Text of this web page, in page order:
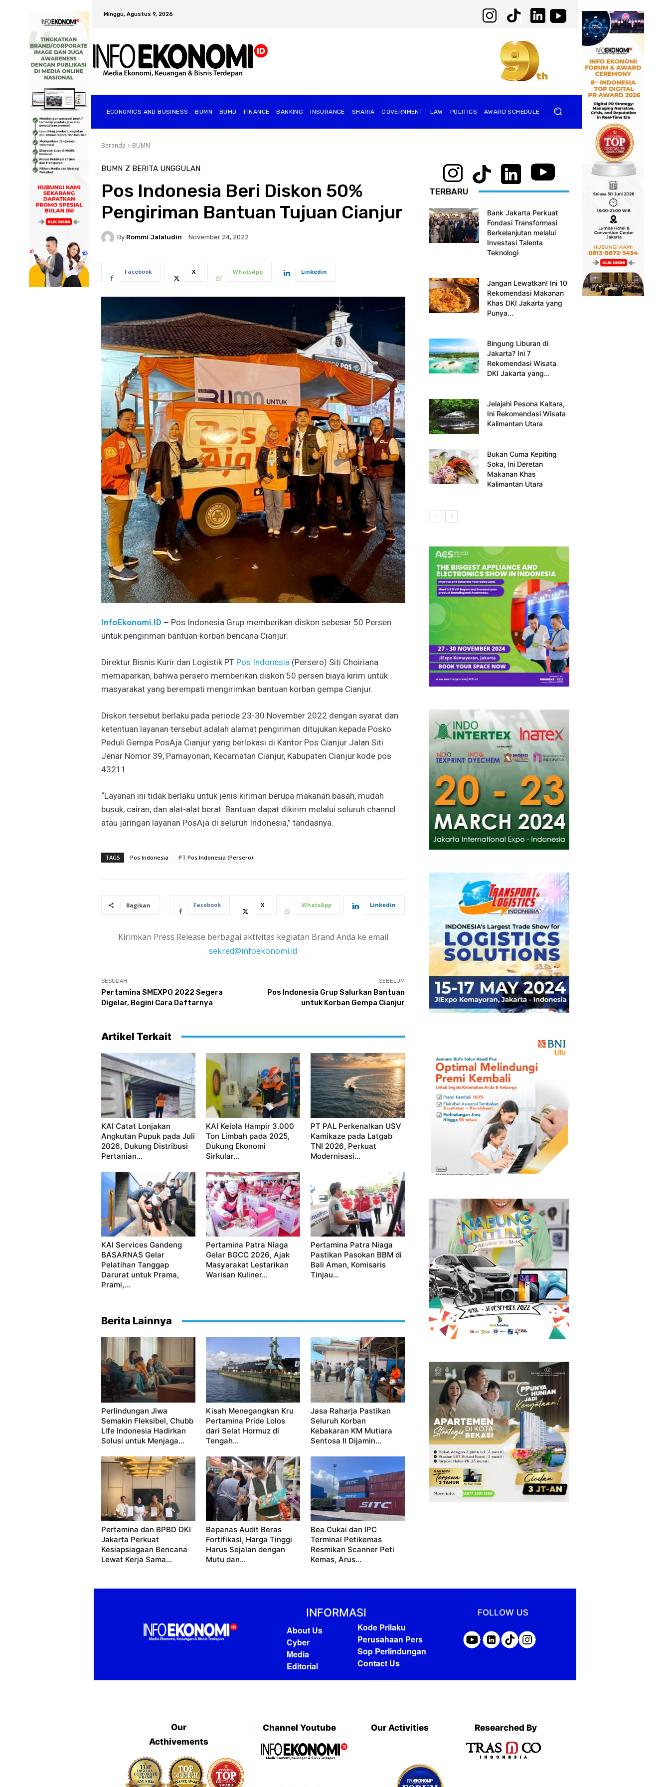
Minggu, Agustus 9, 2026
ECONOMICS AND BUSINESS BUMN BUMD FINANCE BANKING INSURANCE SHARIA GOVERNMENT ⁠LAW POLITICS AWARD SCHEDULE
Beranda BUMN
BUMN Z BERITA UNGGULAN
Pos Indonesia Beri Diskon 50%
Pengiriman Bantuan Tujuan Cianjur
By Rommi Jalaludin November 24, 2022
Facebook X WhatsApp Linkedin
InfoEkonomi.ID – Pos Indonesia Grup memberikan diskon sebesar 50 Persen
untuk pengiriman bantuan korban bencana Cianjur.
Direktur Bisnis Kurir dan Logistik PT Pos Indonesia (Persero) Siti Choiriana
memaparkan, bahwa persero memberikan diskon 50 persen biaya kirim untuk
masyarakat yang berempati mengirimkan bantuan korban gempa Cianjur.
Diskon tersebut berlaku pada periode 23-30 November 2022 dengan syarat dan
ketentuan layanan tersebut adalah alamat pengiriman ditujukan kepada Posko
Peduli Gempa PosAja Cianjur yang berlokasi di Kantor Pos Cianjur Jalan Siti
Jenar Nomor 39, Pamayonan, Kecamatan Cianjur, Kabupaten Cianjur kode pos
43211.
“Layanan ini tidak berlaku untuk jenis kiriman berupa makanan basah, mudah
busuk, cairan, dan alat-alat berat. Bantuan dapat dikirim melalui seluruh channel
atau jaringan layanan PosAja di seluruh Indonesia,” tandasnya.
TAGS Pos Indonesia PT Pos Indonesia (Persero)
Bagikan Facebook X WhatsApp Linkedin
Kirimkan Press Release berbagai aktivitas kegiatan Brand Anda ke email
sekred@infoekonomi.id
SESUDAH
Pertamina SMEXPO 2022 Segera
Digelar, Begini Cara Daftarnya
SEBELUM
Pos Indonesia Grup Salurkan Bantuan
untuk Korban Gempa Cianjur
Artikel Terkait
KAI Catat Lonjakan
Angkutan Pupuk pada Juli
2026, Dukung Distribusi
Pertanian...
KAI Kelola Hampir 3.000
Ton Limbah pada 2025,
Dukung Ekonomi
Sirkular...
PT PAL Perkenalkan USV
Kamikaze pada Latgab
TNI 2026, Perkuat
Modernisasi...
KAI Services Gandeng
BASARNAS Gelar
Pelatihan Tanggap
Darurat untuk Prama,
Prami,...
Pertamina Patra Niaga
Gelar BGCC 2026, Ajak
Masyarakat Lestarikan
Warisan Kuliner...
Pertamina Patra Niaga
Pastikan Pasokan BBM di
Bali Aman, Komisaris
Tinjau...
Berita Lainnya
Perlindungan Jiwa
Semakin Fleksibel, Chubb
Life Indonesia Hadirkan
Solusi untuk Menjaga...
Kisah Menegangkan Kru
Pertamina Pride Lolos
dari Selat Hormuz di
Tengah...
Jasa Raharja Pastikan
Seluruh Korban
Kebakaran KM Mutiara
Sentosa II Dijamin...
Pertamina dan BPBD DKI
Jakarta Perkuat
Kesiapsiagaan Bencana
Lewat Kerja Sama...
Bapanas Audit Beras
Fortifikasi, Harga Tinggi
Harus Sejalan dengan
Mutu dan...
Bea Cukai dan IPC
Terminal Petikemas
Resmikan Scanner Peti
Kemas, Arus...
TERBARU
Bank Jakarta Perkuat
Fondasi Transformasi
Berkelanjutan melalui
Investasi Talenta
Teknologi
Jangan Lewatkan! Ini 10
Rekomendasi Makanan
Khas DKI Jakarta yang
Punya...
Bingung Liburan di
Jakarta? Ini 7
Rekomendasi Wisata
DKI Jakarta yang...
Jelajahi Pesona Kaltara,
Ini Rekomendasi Wisata
Kalimantan Utara
Bukan Cuma Kepiting
Soka, Ini Deretan
Makanan Khas
Kalimantan Utara
INFORMASI
About Us
Cyber
Media
Editorial
Kode Prilaku
Perusahaan Pers
Sop Perlindungan
Contact Us
FOLLOW US
Our
Acthivements
Channel Youtube Our Activities Researched By